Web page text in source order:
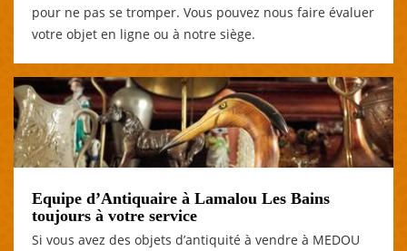
pour ne pas se tromper. Vous pouvez nous faire évaluer
votre objet en ligne ou à notre siège.
Equipe d’Antiquaire à Lamalou Les Bains
toujours à votre service
Si vous avez des objets d’antiquité à vendre à MEDOU